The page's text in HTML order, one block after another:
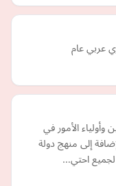
عربي عام
وأولياء الأمور في
إلى منهج دولة
لجميع احتي…